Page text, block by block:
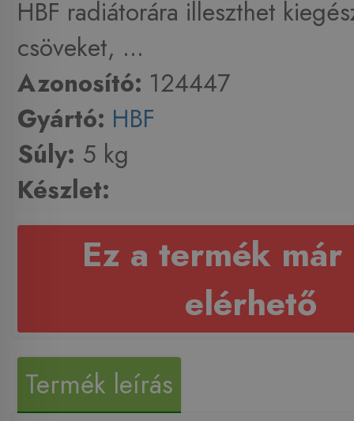
HBF radiátorára illeszthet
csöveket, ...
Azonosító: 124447
Gyártó: HBF
Súly: 5 kg
Készlet:
Ez a termék már
elérhető
Termék leírás